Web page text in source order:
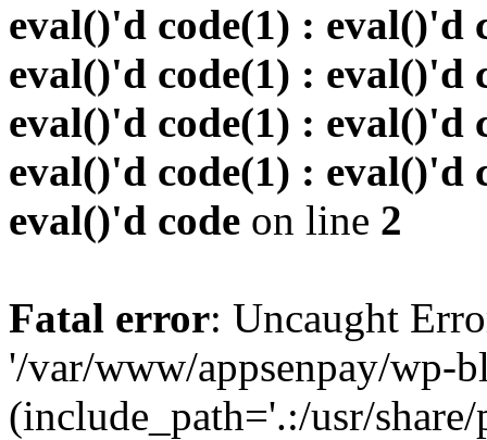
eval()'d code(1) : eval()'d
eval()'d code(1) : eval()'d
eval()'d code(1) : eval()'d
eval()'d code(1) : eval()'d
eval()'d code on line 2
Fatal error: Uncaught
'/var/www/appsenpay/wp-
(include_path='.:/usr/